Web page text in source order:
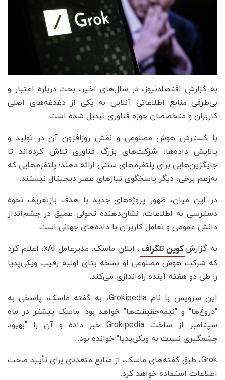
به گزارش اقتصادنیوز، در سال‌های اخیر، بحث درباره اعتبار و
بی‌طرفی منابع اطلاعاتی آنلاین به یکی از دغدغه‌های اصلی
کاربران و متخصصان حوزه فناوری تبدیل شده است.
با گسترش هوش مصنوعی و نقش روزافزون آن در تولید و
پالایش داده‌ها، شرکت‌های بزرگ فناوری تلاش کرده‌اند تا
جایگزین‌هایی برای پلتفرم‌های سنتی ارائه دهند؛ پلتفرم‌هایی که
به‌زعم برخی، دیگر پاسخگوی نیازهای عصر دیجیتال نیستند.
در این میان، ظهور پروژه‌های جدید با هدف بازتعریف نحوه
دسترسی به اطلاعات، نشان‌دهنده تحولی عمیق در چشم‌انداز
دانش عمومی و تعامل کاربران با داده‌های جهانی است.
به گزارشکوین تلگراف
، ایلان ماسک، مدیرعامل xAI، اعلام کرد
که شرکت هوش مصنوعی او نسخه بتای اولیه رقیب ویکی‌پدیا
را طی دو هفته آینده راه‌اندازی می‌کند.
این سرویس با نام Grokipedia، به گفته ماسک، پاسخی به
"دروغ‌ها" و "نیمه‌حقیقت‌ها" خواهد بود. ماسک پیشتر در ماه
سپتامبر از ساخت Grokipedia خبر داده و آن را "بهبود
چشمگیری نسبت به ویکی‌پدیا" خوانده بود.
Grok، طبق گفته‌های ماسک، از منابع متعددی برای تأیید صحت
اطلاعات استفاده خواهد کرد.